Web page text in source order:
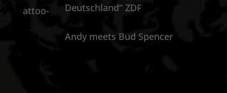
Deutschland“ ZDF
Andy meets Bud Spencer